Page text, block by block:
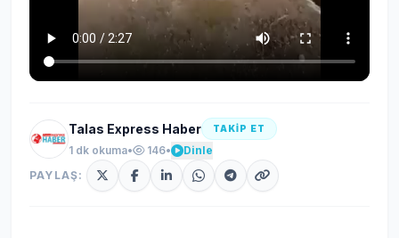
Talas Express Haber TAKİP ET
1 dk okuma• 146•
Dinle
PAYLAŞ: